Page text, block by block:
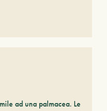
ad una palmacea. Le